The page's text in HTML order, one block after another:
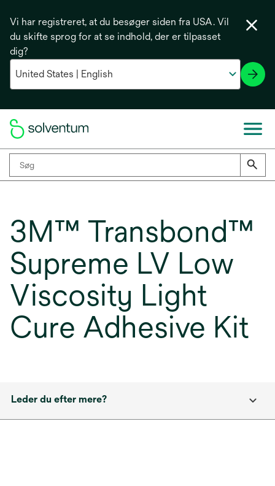
Vi har registreret, at du besøger siden fra USA. Vil
du skifte sprog for at se indhold, der er tilpasset
dig?
3M™ Transbond™
Supreme LV Low
Viscosity Light
Cure Adhesive Kit
Leder du efter mere?